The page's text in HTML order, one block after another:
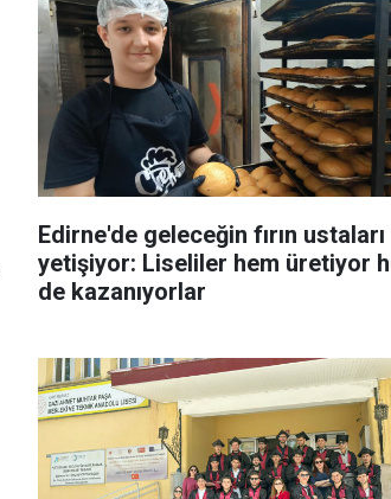
Edirne'de geleceğin fırın ustaları
yetişiyor: Liseliler hem üretiyor
de kazanıyorlar